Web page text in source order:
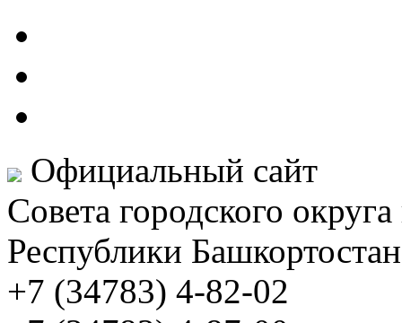
Официальный сайт
Совета городского
Республики Башкортостан
+7 (34783) 4-82-02